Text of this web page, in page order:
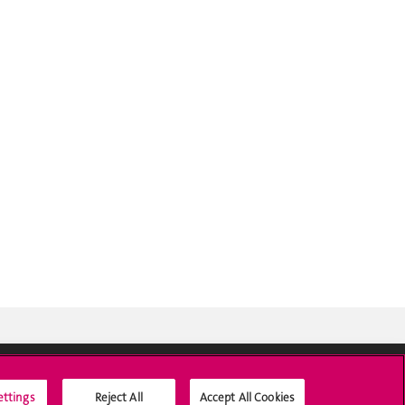
Reject All Accept All Cookies